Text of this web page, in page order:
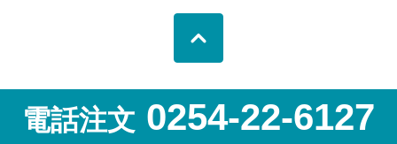
電話注文 0254-22-6127